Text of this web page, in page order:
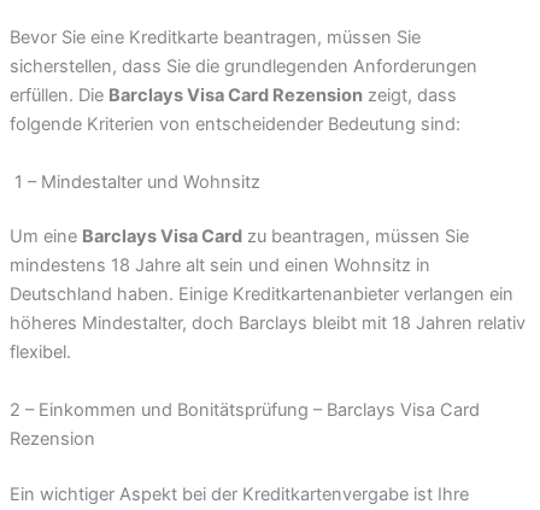
Bevor Sie eine Kreditkarte beantragen, müssen Sie
sicherstellen, dass Sie die grundlegenden Anforderungen
erfüllen. Die Barclays Visa Card Rezensionzeigt, dass
folgende Kriterien von entscheidender Bedeutung sind:
1 – Mindestalter und Wohnsitz
Um eine Barclays Visa Card zu beantragen, müssen Sie
mindestens 18 Jahre alt sein und einen Wohnsitz in
Deutschland haben. Einige Kreditkartenanbieter verlangen ein
höheres Mindestalter, doch Barclays bleibt mit 18 Jahren relativ
flexibel.
2 – Einkommen und Bonitätsprüfung – Barclays Visa Card
Rezension
Ein wichtiger Aspekt bei der Kreditkartenvergabe ist Ihre